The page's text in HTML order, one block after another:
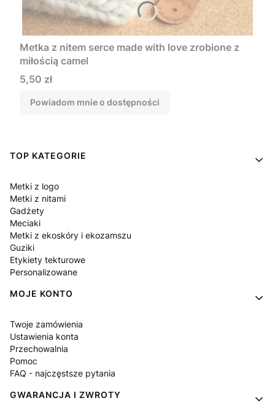
Metka z nitem serce made with love zrobione z
miłością camel
Cena
5,50 zł
Powiadom mnie o dostępności
Linki w stopce
TOP KATEGORIE
Metki z logo
Metki z nitami
Gadżety
Meciaki
Metki z ekoskóry i ekozamszu
Guziki
Etykiety tekturowe
Personalizowane
MOJE KONTO
Twoje zamówienia
Ustawienia konta
Przechowalnia
Pomoc
FAQ - najczęstsze pytania
GWARANCJA I ZWROTY